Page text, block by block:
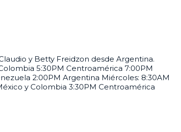
y Betty Freidzon desde Argentina.
5:30PM Centroamérica 7:00PM
2:00PM Argentina Miércoles: 8:30AM
y Colombia 3:30PM Centroamérica